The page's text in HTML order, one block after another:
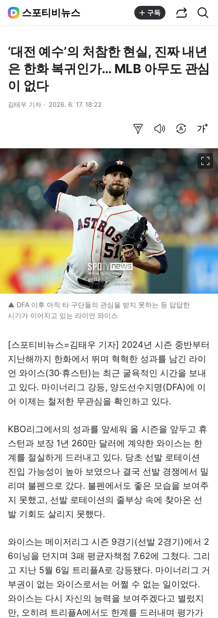
스포티비뉴스 구독
‘대전 예수’의 처참한 현실, 진짜 내년
은 한화 복귀인가… MLB 아무도 관심
이 없다
김태우 기자 2026. 6. 17. 18:22
▲ DFA 이후 아직 타 구단들의 관심을 받지 못하는 등 답답한
시기가 이어지고 있는 라이언 와이스
[스포티비뉴스=김태우 기자] 2024년 시즌 중반부터
지난해까지 한화에서 뛰며 혁혁한 성과를 남긴 라이
언 와이스(30·휴스턴)는 최근 굴욕적인 시간을 보내
고 있다. 마이너리그 강등, 양도선수지명(DFA)에 이
어 이제는 철저한 무관심을 확인하고 있다.
KBO리그에서의 성과를 앞세워 올 시즌을 앞두고 휴
스턴과 보장 1년 260만 달러에 계약한 와이스는 한
계를 절실하게 드러내고 있다. 당초 선발 로테이션
진입 가능성이 높아 보였으나 결국 선발 경쟁에서 밀
리며 불펜으로 갔다. 불펜에서도 좋은 모습을 보여주
지 못했고, 선발 로테이션의 줄부상 속에 찾아온 선
발 기회도 살리지 못했다.
와이스는 메이저리그 시즌 9경기(선발 2경기)에서 2
6이닝을 던지며 3패 평균자책점 7.62에 그쳤다. 그리
고 지난 5월 6일 트리플A로 강등됐다. 마이너리그 거
부권이 없는 와이스로서는 어쩔 수 없는 일이었다.
와이스는 다시 자신의 능력을 보여주겠다고 별렀지
만, 오히려 트리플A에서도 한계를 드러내며 평가가